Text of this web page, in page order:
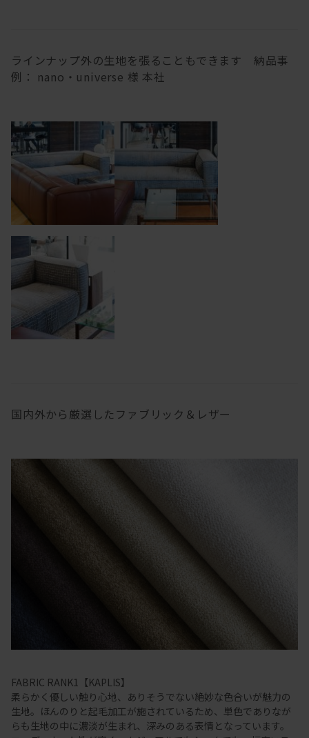
ラインナップ外の生地を張ることもできます 納品事
例： nano・universe 様 本社
国内外から厳選したファブリック＆レザー
FABRIC RANK1【KAPLIS】
柔らかく優しい触り心地、ありそうでない絶妙な色合いが魅力の
生地。ほんのりと起毛加工が施されているため、単色でありなが
らも生地の中に濃淡が生まれ、深みのある表情となっています。